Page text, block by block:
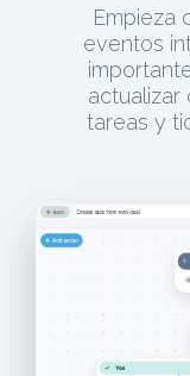
Empieza
eventos
actualizar
tareas y